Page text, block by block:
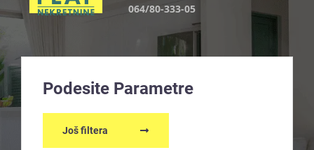
064/80-333-05
Podesite Parametre
Još filtera